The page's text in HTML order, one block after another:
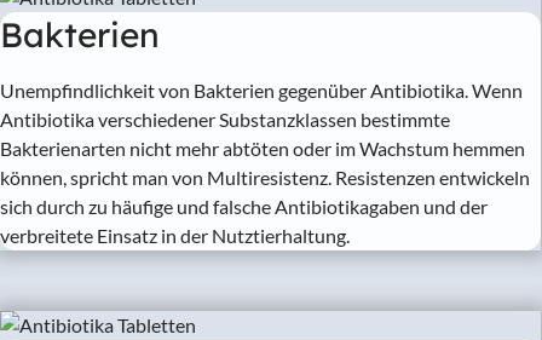
Bakterien
Unempfindlichkeit von Bakterien gegenüber Antibiotika. Wenn
Antibiotika verschiedener Substanzklassen bestimmte
Bakterienarten nicht mehr abtöten oder im Wachstum hemmen
können, spricht man von Multiresistenz. Resistenzen entwickeln
sich durch zu häufige und falsche Antibiotikagaben und der
verbreitete Einsatz in der Nutztierhaltung.